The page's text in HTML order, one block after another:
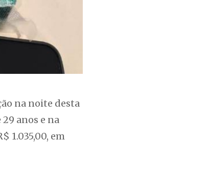
na noite desta
anos e na
1.035,00, em